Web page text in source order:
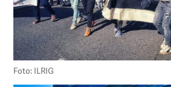
Foto: ILRIG